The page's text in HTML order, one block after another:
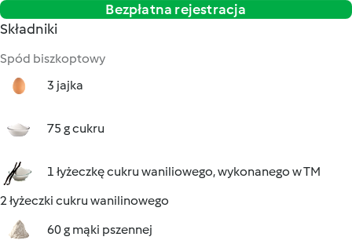
Bezpłatna rejestracja
Składniki
Spód biszkoptowy
3 jajka
75 g cukru
1 łyżeczkę cukru waniliowego, wykonanego w TM
2 łyżeczki cukru wanilinowego
60 g mąki pszennej